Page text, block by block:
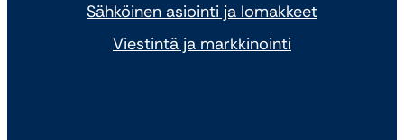
Sähköinen asiointi ja lomakkeet
Viestintä ja markkinointi